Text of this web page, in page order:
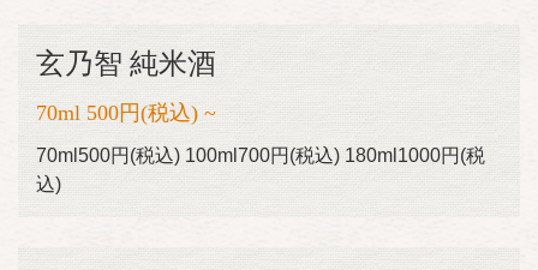
玄乃智 純米酒
70ml 500円(税込) ~
70ml500円(税込) 100ml700円(税込) 180ml1000円(税
込)